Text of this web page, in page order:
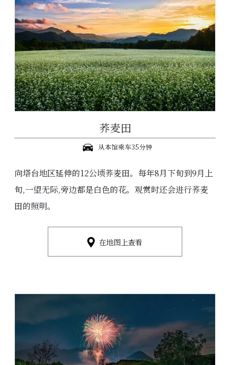
荞麦田
从本馆乘车35分钟
向塔台地区延伸的12公顷荞麦田。每年8月下旬到9月上
旬,一望无际,旁边都是白色的花。观赏时还会进行荞麦
田的照明。
在地图上查看